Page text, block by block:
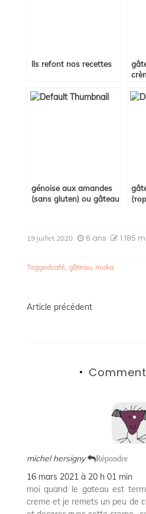
Ils refont nos recettes
génoise aux amandes
(sans gluten) ou gâteau
19 juillet 2020 6 ans 1 185
Taggedcafé, gâteau, moka
Navigation
Article précédent
michel hersigny Répondre
16 mars 2021 à 20 h 01 min
moi quand le gateau est
creme et je remets un peu de